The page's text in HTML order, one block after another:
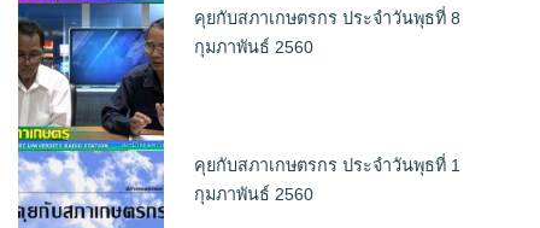
คุยกับสภาเกษตรกร ประจำวันพุธที่ 8
กุมภาพันธ์ 2560
คุยกับสภาเกษตรกร ประจำวันพุธที่ 1
กุมภาพันธ์ 2560